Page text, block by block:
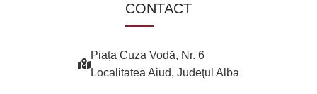
CONTACT
Piața Cuza Vodă, Nr. 6
Localitatea Aiud, Judeţul Alba